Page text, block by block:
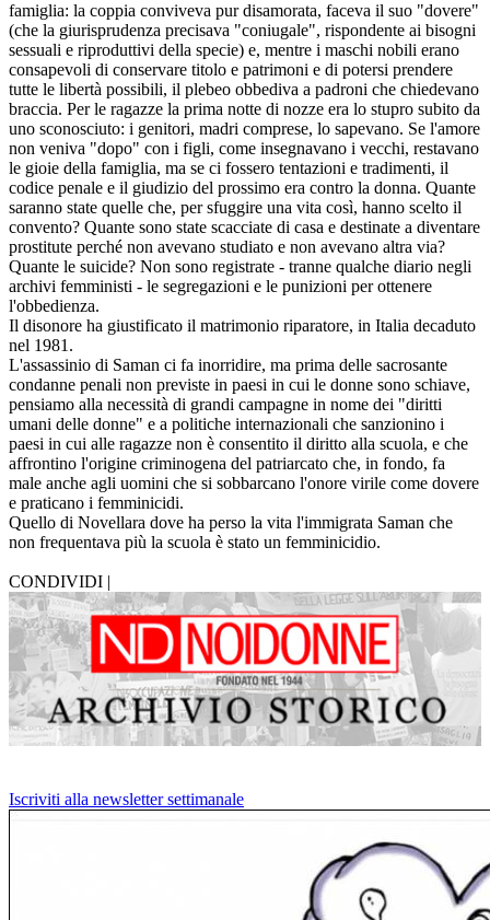
famiglia: la coppia conviveva pur disamorata, faceva il suo "dovere"
(che la giurisprudenza precisava "coniugale", rispondente ai bisogni
sessuali e riproduttivi della specie) e, mentre i maschi nobili erano
consapevoli di conservare titolo e patrimoni e di potersi prendere
tutte le libertà possibili, il plebeo obbediva a padroni che chiedevano
braccia. Per le ragazze la prima notte di nozze era lo stupro subito da
uno sconosciuto: i genitori, madri comprese, lo sapevano. Se l'amore
non veniva "dopo" con i figli, come insegnavano i vecchi, restavano
le gioie della famiglia, ma se ci fossero tentazioni e tradimenti, il
codice penale e il giudizio del prossimo era contro la donna. Quante
saranno state quelle che, per sfuggire una vita così, hanno scelto il
convento? Quante sono state scacciate di casa e destinate a diventare
prostitute perché non avevano studiato e non avevano altra via?
Quante le suicide? Non sono registrate - tranne qualche diario negli
archivi femministi - le segregazioni e le punizioni per ottenere
l'obbedienza.
Il disonore ha giustificato il matrimonio riparatore, in Italia decaduto
nel 1981.
L'assassinio di Saman ci fa inorridire, ma prima delle sacrosante
condanne penali non previste in paesi in cui le donne sono schiave,
pensiamo alla necessità di grandi campagne in nome dei "diritti
umani delle donne" e a politiche internazionali che sanzionino i
paesi in cui alle ragazze non è consentito il diritto alla scuola, e che
affrontino l'origine criminogena del patriarcato che, in fondo, fa
male anche agli uomini che si sobbarcano l'onore virile come dovere
e praticano i femminicidi.
Quello di Novellara dove ha perso la vita l'immigrata Saman che
non frequentava più la scuola è stato un femminicidio.
CONDIVIDI |
Iscriviti alla newsletter settimanale